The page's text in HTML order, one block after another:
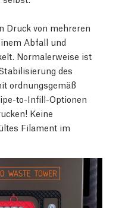
Druck von mehreren
Abfall und
Normalerweise ist
des
ordnungsgemäß
to-Infill-Optionen
Keine
Filament im